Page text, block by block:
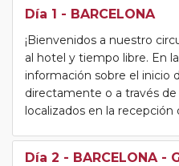
Día 1 - BARCELONA
¡Bienvenidos a nuestro
al hotel y tiempo libre. En
información sobre el inicio
directamente o a través
localizados en la recepción
Día 2 - BARCELONA -